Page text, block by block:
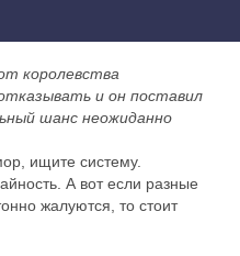
королевства
и он поставил
шанс неожиданно
ищите систему.
А вот если разные
жалуются, то стоит